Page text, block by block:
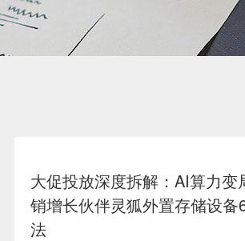
大促投放深度拆解：AI算力变
销增长伙伴灵狐外置存储设备
法